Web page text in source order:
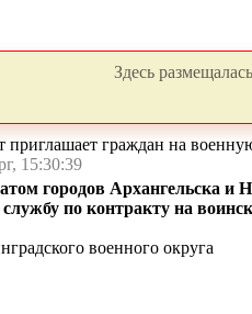
Здесь
граждан на
15:30:39
городов Архангельска и
по контракту на
военного округа